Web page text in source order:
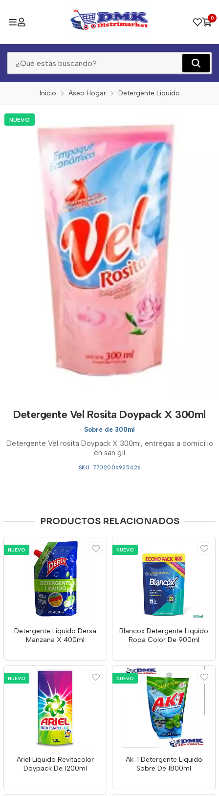
0
Inicio Aseo Hogar Detergente Liquido
NUEVO
Detergente Vel Rosita Doypack X 300ml
Sobre de 300ml
Detergente Vel rosita Doypack X 300ml, entregas a domicilio
en san gil
SKU: 7702006925426
PRODUCTOS RELACIONADOS
NUEVO
Detergente Liquido Dersa
Manzana X 400ml
NUEVO
Blancox Detergente Liquido
Ropa Color De 900ml
NUEVO
Ariel Liquido Revitacolor
Doypack De 1200ml
NUEVO
Ak-1 Detergente Liquido
Sobre De 1800ml